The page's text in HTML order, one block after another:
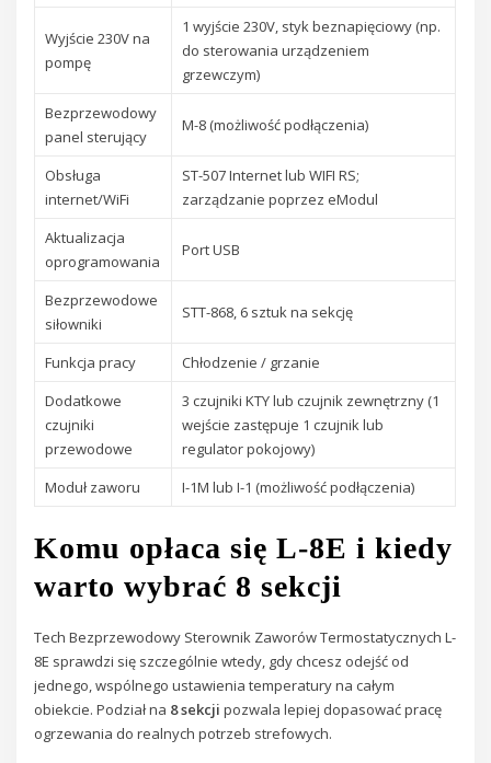
Wyjście 230V na
pompę
1 wyjście 230V, styk beznapięciowy (np.
do sterowania urządzeniem
grzewczym)
Bezprzewodowy
panel sterujący
M-8 (możliwość podłączenia)
Obsługa
internet/WiFi
ST-507 Internet lub WIFI RS;
zarządzanie poprzez eModul
Aktualizacja
oprogramowania
Port USB
Bezprzewodowe
siłowniki
STT-868, 6 sztuk na sekcję
Funkcja pracy
Chłodzenie / grzanie
Dodatkowe
czujniki
przewodowe
3 czujniki KTY lub czujnik zewnętrzny (1
wejście zastępuje 1 czujnik lub
regulator pokojowy)
Moduł zaworu
I-1M lub I-1 (możliwość podłączenia)
Komu opłaca się L-8E i kiedy
warto wybrać 8 sekcji
Tech Bezprzewodowy Sterownik Zaworów Termostatycznych L-
8E sprawdzi się szczególnie wtedy, gdy chcesz odejść od
jednego, wspólnego ustawienia temperatury na całym
obiekcie. Podział na 8 sekcji pozwala lepiej dopasować pracę
ogrzewania do realnych potrzeb strefowych.